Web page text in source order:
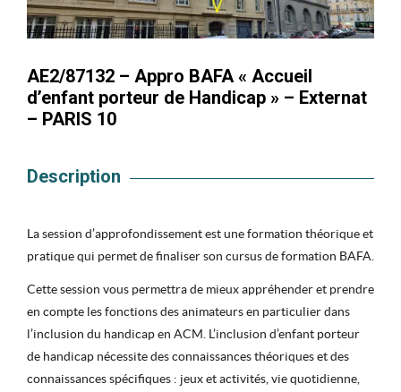
AE2/87132 – Appro BAFA « Accueil
d’enfant porteur de Handicap » – Externat
– PARIS 10
Description
La session d’approfondissement est une formation théorique et
pratique qui permet de finaliser son cursus de formation BAFA.
Cette session vous permettra de mieux appréhender et prendre
en compte les fonctions des animateurs en particulier dans
l’inclusion du handicap en ACM. L’inclusion d’enfant porteur
de handicap nécessite des connaissances théoriques et des
connaissances spécifiques : jeux et activités, vie quotidienne,